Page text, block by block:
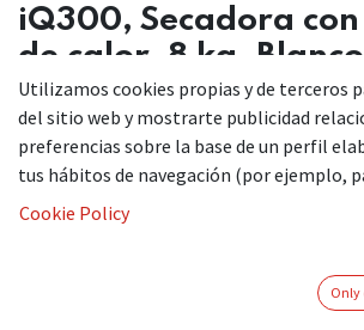
iQ300, Secadora
de calor, 8 kg, Blanco
WT45HV00ES
Secadora de bomba de calor para un
Utilizamos cookies propias y de terceros
del sitio web y mostrarte publicidad
preferencias sobre la base de un perfil
tus hábitos de navegación (por ejemplo,
Cookie Policy
Only